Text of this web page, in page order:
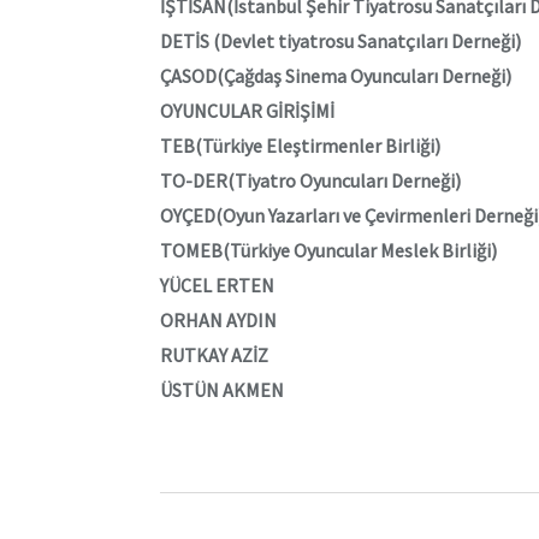
İŞTİSAN(İstanbul Şehir Tiyatrosu Sanatçıları
DETİS (Devlet tiyatrosu Sanatçıları Derneği)
ÇASOD(Çağdaş Sinema Oyuncuları Derneği)
OYUNCULAR GİRİŞİMİ
TEB(Türkiye Eleştirmenler Birliği)
TO-DER(Tiyatro Oyuncuları Derneği)
OYÇED(Oyun Yazarları ve Çevirmenleri
TOMEB(Türkiye Oyuncular Meslek Birliği)
YÜCEL ERTEN
ORHAN AYDIN
RUTKAY AZİZ
ÜSTÜN AKMEN